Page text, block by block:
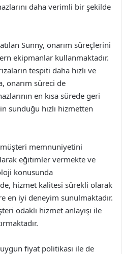
daha verimli bir şekilde
Sunny, onarım süreçlerini
ekipmanlar kullanmaktadır.
tespiti daha hızlı ve
onarım süreci de
en kısa sürede geri
sunduğu hızlı hizmetten
memnuniyetini
eğitimler vermekte ve
konusunda
hizmet kalitesi sürekli olarak
en iyi deneyim sunulmaktadır.
odaklı hizmet anlayışı ile
fiyat politikası ile de